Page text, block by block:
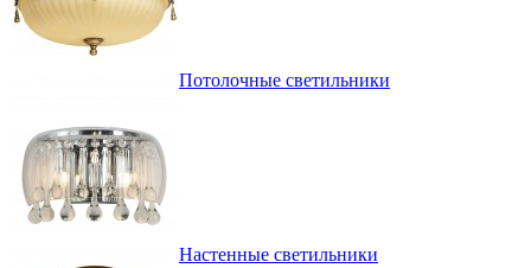
Потолочные светильники
Настенные светильники